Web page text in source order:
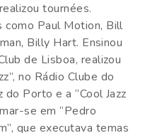
tournées.
como Paul Motion, Bill
Billy Hart. Ensinou
de Lisboa, realizou
no Rádio Clube do
do Porto e a “Cool Jazz
se em “Pedro
que executava temas